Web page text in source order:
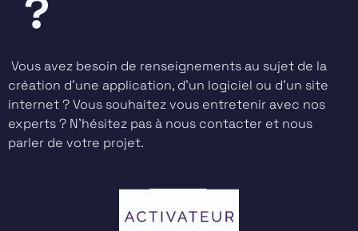
?
Vous avez besoin de renseignements au sujet de la
création d’une application, d’un logiciel ou d’un site
internet ? Vous souhaitez vous entretenir avec nos
experts ? N’hésitez pas à nous contacter et nous
parler de votre projet.